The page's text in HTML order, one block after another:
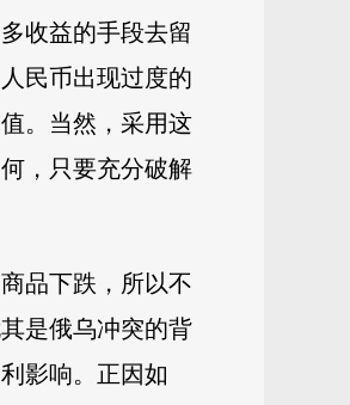
收益的手段去留
民币出现过度的
。当然，采用这
，只要充分破解
品下跌，所以不
是俄乌冲突的背
影响。正因如